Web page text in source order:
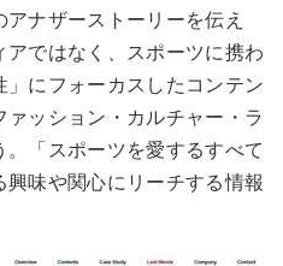
ナザーストーリーを伝え
アではなく、スポーツに携わ
」にフォーカスしたコンテン
ッション・カルチャー・ラ
「スポーツを愛するすべて
味や関心にリーチする情報